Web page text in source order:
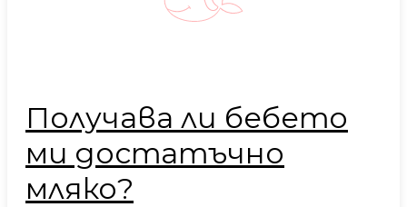
Получава ли бебето
ми достатъчно
мляко?